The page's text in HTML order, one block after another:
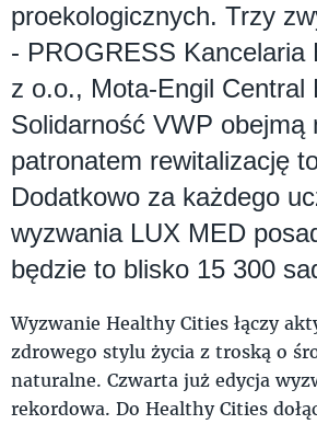
proekologicznych. Trzy
- PROGRESS Kancelaria
z o.o., Mota-Engil Central
Solidarność VWP obejmą
patronatem rewitalizację
Dodatkowo za każdego
wyzwania LUX MED
będzie to blisko 15 300
Wyzwanie Healthy Cities łączy
zdrowego stylu życia z troską o
naturalne. Czwarta już edycja
rekordowa. Do Healthy Cities